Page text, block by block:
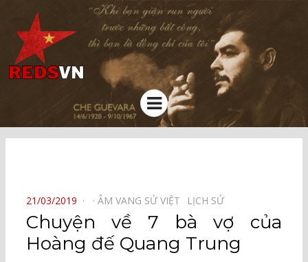
Kênh chia sẻ tri thức cộng đồng
Menu
POSTED
ON
21/03/2019 ÂM VANG SỬ VIỆT⠀ LỊCH SỬ⠀
Chuyện về 7 bà vợ của
Hoàng đế Quang Trung